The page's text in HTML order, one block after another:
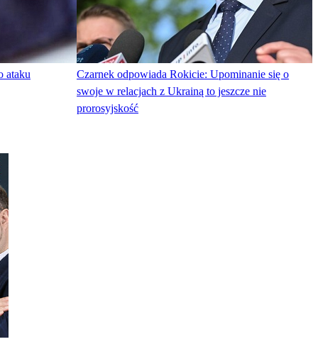
ataku
Czarnek odpowiada Rokicie: Upominanie się o
swoje w relacjach z Ukrainą to jeszcze nie
prorosyjskość